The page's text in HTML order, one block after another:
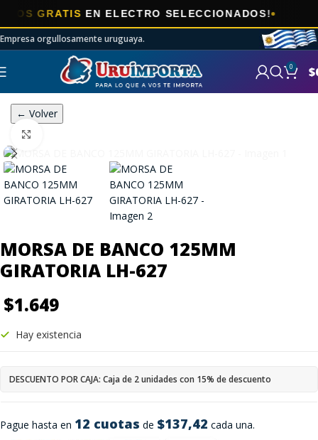
GRATISEN ELECTRO SELECCIONADOS!
Empresa orgullosamente uruguaya.
0 $
← Volver
MORSA DE BANCO 125MM
GIRATORIA LH-627
$1.649
Pague hasta en 12 cuotas de $137,42 cada una.
Hay existencia
DESCUENTO POR CAJA: Caja de 2 unidades con 15% de descuento